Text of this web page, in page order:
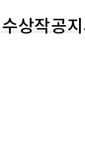
수상작공